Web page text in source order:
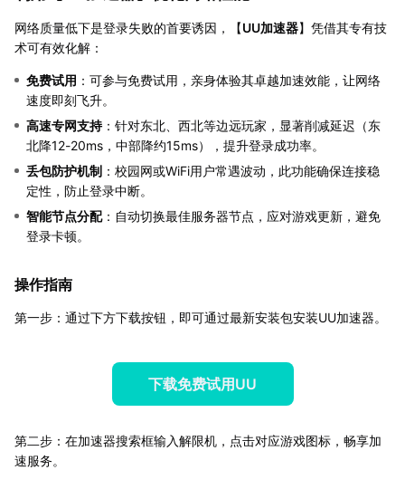
网络质量低下是登录失败的首要诱因，【UU加速器】凭借其专有技
术可有效化解：
免费试用 ：可参与免费试用，亲身体验其卓越加速效能，让网络
速度即刻飞升。
高速专网支持：针对东北、西北等边远玩家，显著削减延迟（东
北降12-20ms，中部降约15ms），提升登录成功率。
丢包防护机制 ：校园网或WiFi用户常遇波动，此功能确保连接稳
定性，防止登录中断。
智能节点分配：自动切换最佳服务器节点，应对游戏更新，避免
登录卡顿。
操作指南
第一步：通过下方下载按钮，即可通过最新安装包安装UU加速器。
下载免费试用UU
第二步：在加速器搜索框输入解限机，点击对应游戏图标，畅享加
速服务。